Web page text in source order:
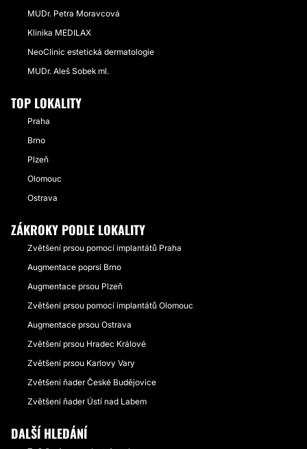
MUDr. Petra Moravcová
Klinika MEDILAX
NeoClinic estetická dermatologie
MUDr. Aleš Sobek ml.
TOP LOKALITY
Praha
Brno
Plzeň
Olomouc
Ostrava
ZÁKROKY PODLE LOKALITY
Zvětšení prsou pomocí implantátů Praha
Augmentace poprsí Brno
Augmentace prsou Plzeň
Zvětšení prsou pomocí implantátů Olomouc
Augmentace prsou Ostrava
Zvětšení prsou Hradec Králové
Zvětšení prsou Karlovy Vary
Zvětšení ňader České Budějovice
Zvětšení ňader Ústí nad Labem
DALŠÍ HLEDÁNÍ